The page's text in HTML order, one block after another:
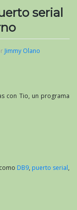
serial
Jimmy Olano
con Tio, un programa
DB9, puerto serial,